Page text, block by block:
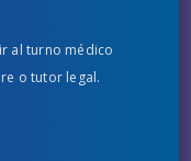
al turno médico
o tutor legal.